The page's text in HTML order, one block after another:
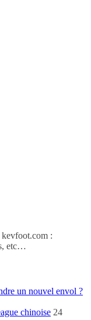
:
etc…
un nouvel envol ?
chinoise 24